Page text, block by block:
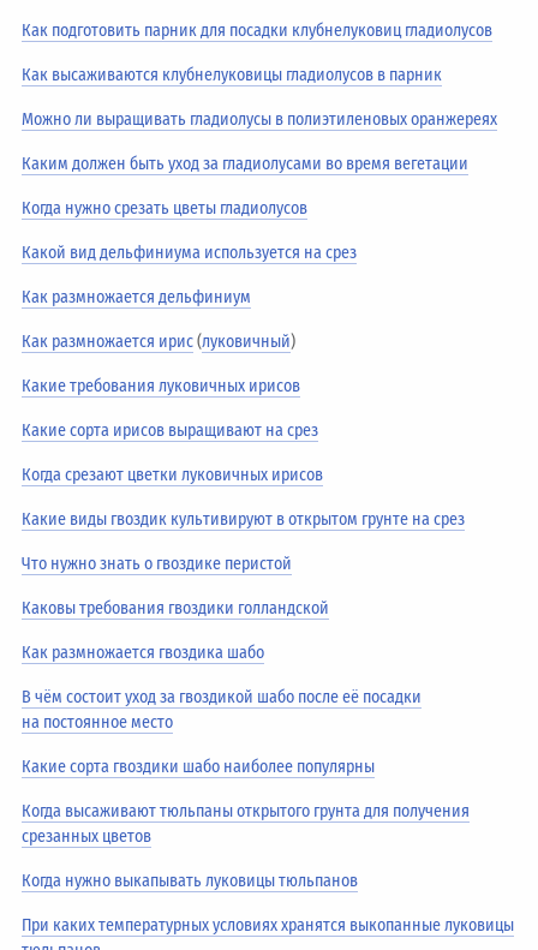
Как подготовить парник для посадки клубнелуковиц гладиолусов
Как высаживаются клубнелуковицы гладиолусов в парник
Можно ли выращивать гладиолусы в полиэтиленовых оранжереях
Каким должен быть уход за гладиолусами во время вегетации
Когда нужно срезать цветы гладиолусов
Какой вид дельфиниума используется на срез
Как размножается дельфиниум
Как размножается ирис(луковичный)
Какие требования луковичных ирисов
Какие сорта ирисов выращивают на срез
Когда срезают цветки луковичных ирисов
Какие виды гвоздик культивируют в открытом грунте на срез
Что нужно знать о гвоздике перистой
Каковы требования гвоздики голландской
Как размножается гвоздика шабо
В чём состоит уход за гвоздикой шабо после её посадки
на постоянное место
Какие сорта гвоздики шабо наиболее популярны
Когда высаживают тюльпаны открытого грунта для получения
срезанных цветов
Когда нужно выкапывать луковицы тюльпанов
При каких температурных условиях хранятся выкопанные луковицы